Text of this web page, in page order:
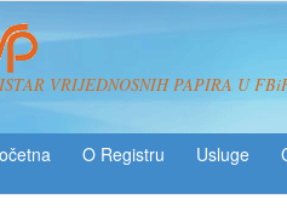
VRIJEDNOSNIH PAPIRA U
O Registru Usluge